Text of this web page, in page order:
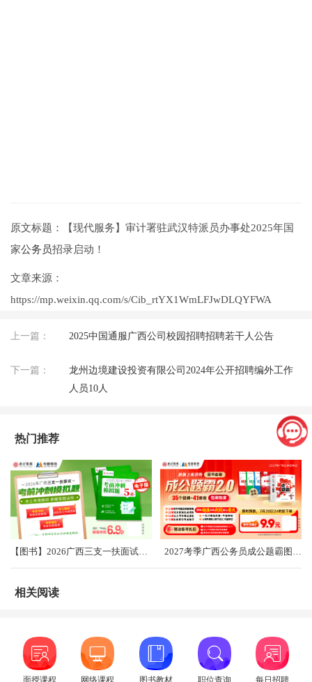
原文标题：【现代服务】审计署驻武汉特派员办事处2025年国
家公务员招录启动！
文章来源：
https://mp.weixin.qq.com/s/Cib_rtYX1WmLFJwDLQYFWA
上一篇： 2025中国通服广西公司校园招聘招聘若干人公告
下一篇：
龙州边境建设投资有限公司2024年公开招聘编外工作
人员10人
热门推荐
【图书】2026广西三支一扶面试考前冲刺卷（共5套） 2027考季广西公务员成公题霸图书礼盒2.0
相关阅读
面授课程 网络课程 图书教材 职位查询 每日招聘